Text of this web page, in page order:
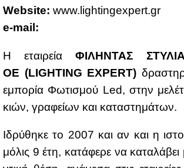
Website: www.​lig​htin​gexp​ert.​gr
e-mail:
Η εται­ρείαΦΙ­ΛΗ­ΝΤΑΣ
ΟΕ (LIGHTING EXPERT)
εμπο­ρία Φω­τι­σμού Led, στην
κιών, γρα­φεί­ων και κα­τα­στη­μά­των.
Ιδρύ­θη­κε το 2007 και αν και η
μό­λις 9 έτη, κα­τά­φε­ρε να